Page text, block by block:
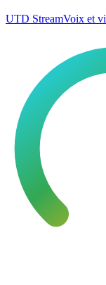
UTD StreamVoix et